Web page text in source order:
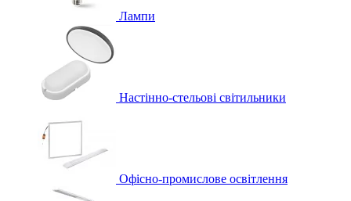
Лампи
Настінно-стельові світильники
Офісно-промислове освітлення